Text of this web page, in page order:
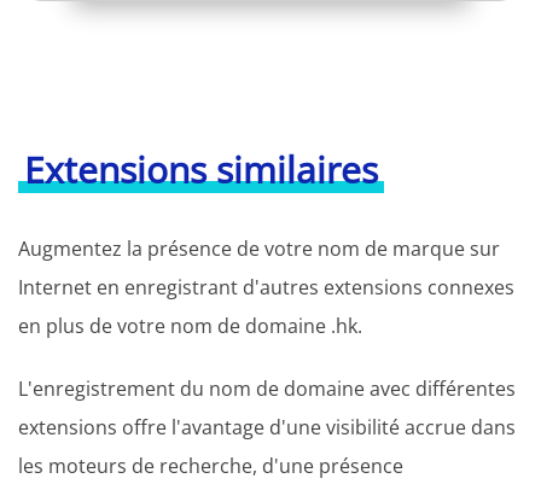
Extensions similaires
Augmentez la présence de votre nom de marque sur
Internet en enregistrant d'autres extensions connexes
en plus de votre nom de domaine .hk.
L'enregistrement du nom de domaine avec différentes
extensions offre l'avantage d'une visibilité accrue dans
les moteurs de recherche, d'une présence